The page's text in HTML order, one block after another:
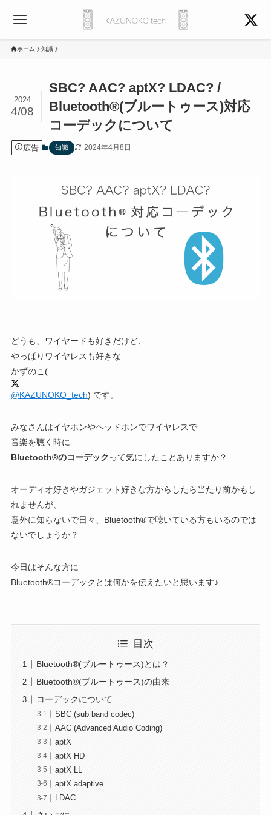
ホーム 知識
SBC? AAC? aptX? LDAC? /
Bluetooth®(ブルートゥース)対応
コーデックについて
2024
4/08
広告 知識 2024年4月8日
どうも、ワイヤードも好きだけど、
やっぱりワイヤレスも好きな
かずのこ (
@KAZUNOKO_tech) です。
みなさんはイヤホンやヘッドホンでワイヤレスで
音楽を聴く時に
Bluetooth®のコーデック って気にしたことありますか？
オーディオ好きやガジェット好きな方からしたら当たり前かもし
れませんが、
意外に知らないで日々、Bluetooth®で聴いている方もいるのでは
ないでしょうか？
今日はそんな方に
Bluetooth®コーデックとは何かを伝えたいと思います♪
目次
Bluetooth®(ブルートゥース)とは？
Bluetooth®(ブルートゥース)の由来
コーデックについて
SBC (sub band codec)
AAC (Advanced Audio Coding)
aptX
aptX HD
aptX LL
aptX adaptive
LDAC